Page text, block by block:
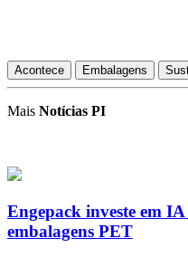
Acontece Embalagens
Mais Notícias PI
Engepack investe em
embalagens PET